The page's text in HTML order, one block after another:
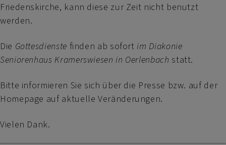
Friedenskirche, kann diese zur Zeit nicht benutzt
werden.
Die Gottesdienste finden ab sofort im Diakonie
Seniorenhaus Kramerswiesen in Oerlenbach statt.
Bitte informieren Sie sich über die Presse bzw. auf der
Homepage auf aktuelle Veränderungen.
Vielen Dank.